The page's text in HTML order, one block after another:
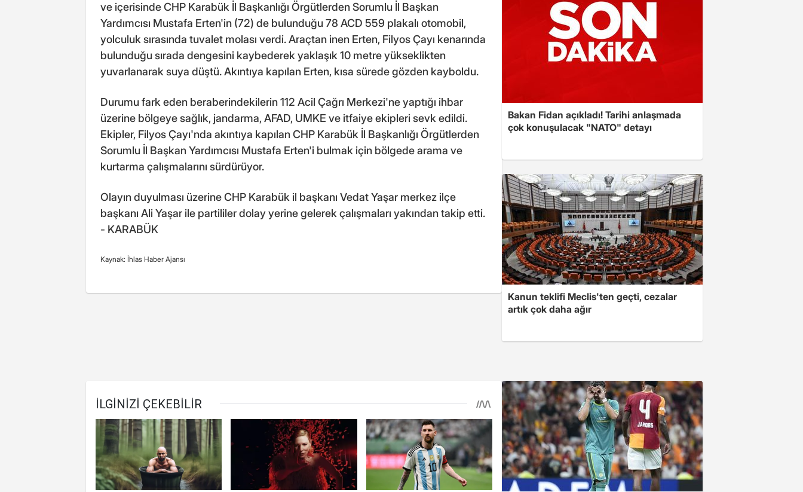
ve içerisinde CHP Karabük İl Başkanlığı Örgütlerden Sorumlu İl Başkan
Yardımcısı Mustafa Erten'in (72) de bulunduğu 78 ACD 559 plakalı otomobil,
yolculuk sırasında tuvalet molası verdi. Araçtan inen Erten, Filyos Çayı kenarında
bulunduğu sırada dengesini kaybederek yaklaşık 10 metre yükseklikten
yuvarlanarak suya düştü. Akıntıya kapılan Erten, kısa sürede gözden kayboldu.
Durumu fark eden beraberindekilerin 112 Acil Çağrı Merkezi'ne yaptığı ihbar
üzerine bölgeye sağlık, jandarma, AFAD, UMKE ve itfaiye ekipleri sevk edildi.
Ekipler, Filyos Çayı'nda akıntıya kapılan CHP Karabük İl Başkanlığı Örgütlerden
Sorumlu İl Başkan Yardımcısı Mustafa Erten'i bulmak için bölgede arama ve
kurtarma çalışmalarını sürdürüyor.
Olayın duyulması üzerine CHP Karabük il başkanı Vedat Yaşar merkez ilçe
başkanı Ali Yaşar ile partililer dolay yerine gelerek çalışmaları yakından takip etti.
- KARABÜK
Kaynak: İhlas Haber Ajansı
Bakan Fidan açıkladı! Tarihi anlaşmada
çok konuşulacak "NATO" detayı
Kanun teklifi Meclis'ten geçti, cezalar
artık çok daha ağır